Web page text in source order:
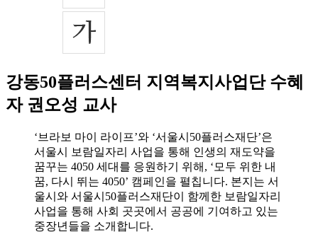
강동50플러스센터 지역복지사업단 수혜
자 권오성 교사
‘브라보 마이 라이프’와 ‘서울시50플러스재단’은
서울시 보람일자리 사업을 통해 인생의 재도약을
꿈꾸는 4050 세대를 응원하기 위해, ‘모두 위한 내
꿈, 다시 뛰는 4050’ 캠페인을 펼칩니다. 본지는 서
울시와 서울시50플러스재단이 함께한 보람일자리
사업을 통해 사회 곳곳에서 공공에 기여하고 있는
중장년들을 소개합니다.